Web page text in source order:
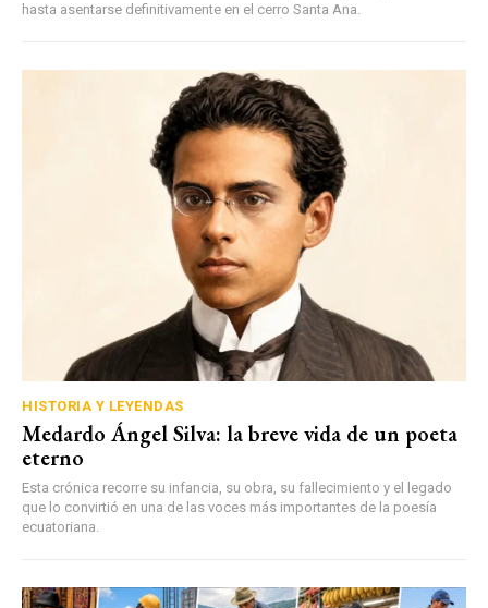
hasta asentarse definitivamente en el cerro Santa Ana.
HISTORIA Y LEYENDAS
Medardo Ángel Silva: la breve vida de un poeta
eterno
Esta crónica recorre su infancia, su obra, su fallecimiento y el legado
que lo convirtió en una de las voces más importantes de la poesía
ecuatoriana.